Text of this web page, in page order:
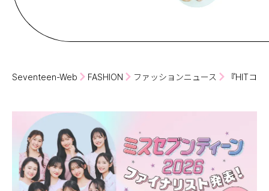
Seventeen-Web FASHION ファッションニュース 『HITコ